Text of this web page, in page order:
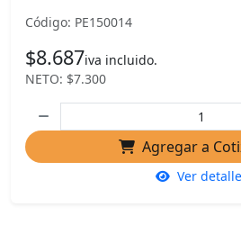
Código: PE150014
$8.687iva incluido.
NETO: $7.300
Agregar a
Ver